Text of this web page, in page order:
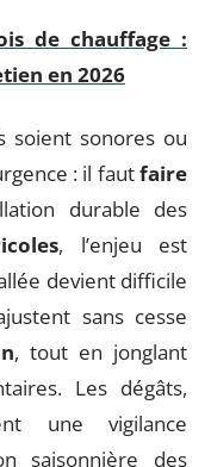
de chauffage :
en 2026
soient sonores ou
: il fautfaire
durable des
, l’enjeu est
devient difficile
sans cesse
, tout en jonglant
Les dégâts,
une vigilance
saisonnière des